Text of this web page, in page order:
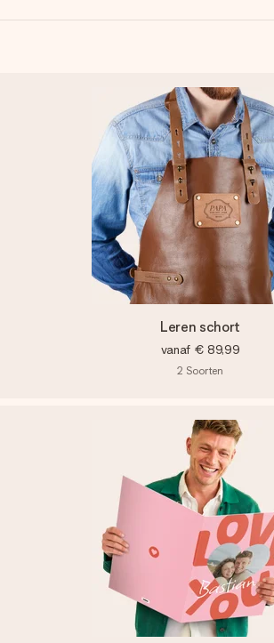
Leren schort
vanaf € 89,99
2 Soorten